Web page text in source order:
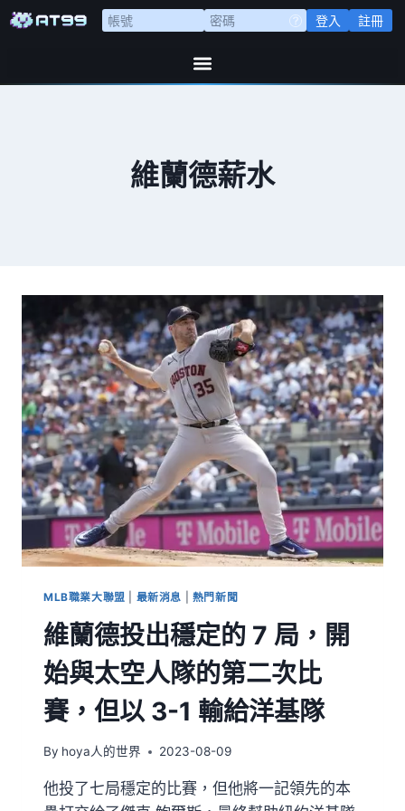
登入 註冊
維蘭德薪水
MLB職業大聯盟 最新消息 熱門新聞
維蘭德投出穩定的 7 局，開
始與太空人隊的第二次比
賽，但以 3-1 輸給洋基隊
By hoya人的世界 2023-08-09
他投了七局穩定的比賽，但他將一記領先的本